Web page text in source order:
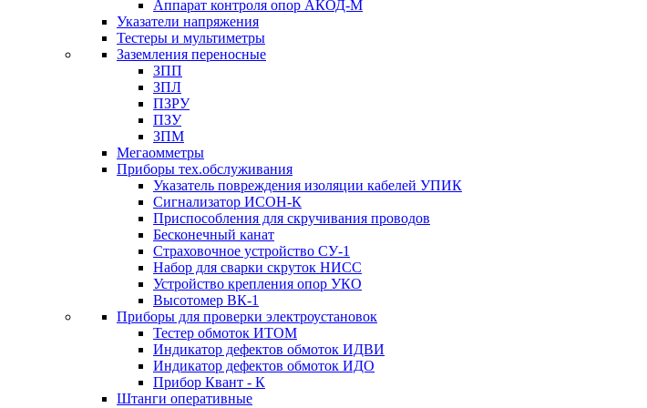
Аппарат контроля опор АКОД-М
Указатели напряжения
Тестеры и мультиметры
Заземления переносные
ЗПП
ЗПЛ
ПЗРУ
ПЗУ
ЗПМ
Мегаомметры
Приборы тех.обслуживания
Указатель повреждения изоляции кабелей УПИК
Сигнализатор ИСОН-К
Приспособления для скручивания проводов
Бесконечный канат
Страховочное устройство СУ-1
Набор для сварки скруток НИСС
Устройство крепления опор УКО
Высотомер ВК-1
Приборы для проверки электроустановок
Тестер обмоток ИТОМ
Индикатор дефектов обмоток ИДВИ
Индикатор дефектов обмоток ИДО
Прибор Квант - К
Штанги оперативные